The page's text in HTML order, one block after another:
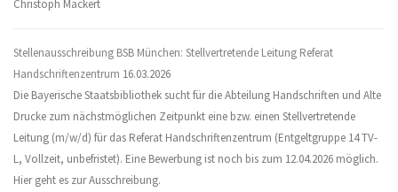
Christoph Mackert
Stellenausschreibung BSB München: Stellvertretende Leitung Referat
Handschriftenzentrum 16.03.2026
Die Bayerische Staatsbibliothek sucht für die Abteilung Handschriften und Alte
Drucke zum nächstmöglichen Zeitpunkt eine bzw. einen Stellvertretende
Leitung (m/w/d) für das Referat Handschriftenzentrum (Entgeltgruppe 14 TV-
L, Vollzeit, unbefristet). Eine Bewerbung ist noch bis zum 12.04.2026 möglich.
Hier geht es zur Ausschreibung.